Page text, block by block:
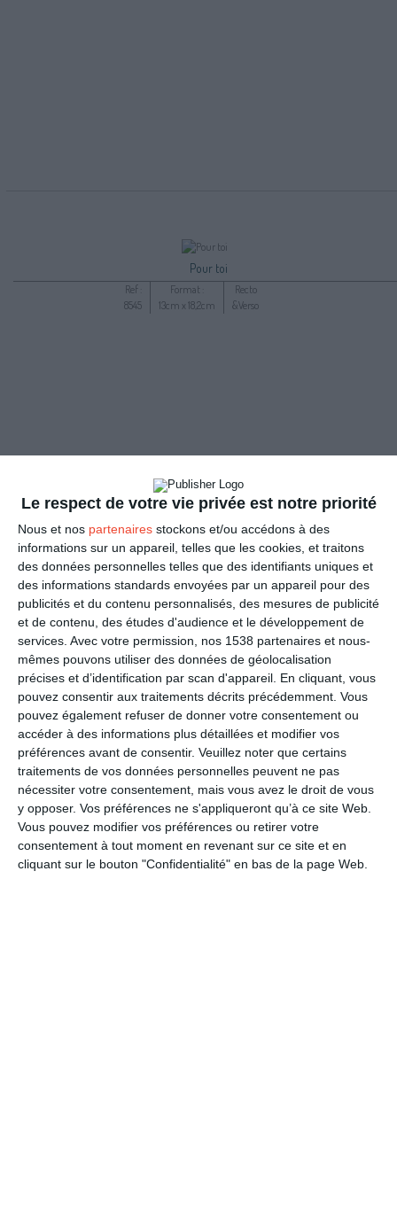
Le respect de votre vie privée est notre priorité
Nous et nos partenaires stockons et/ou accédons à des
informations sur un appareil, telles que les cookies, et traitons
des données personnelles telles que des identifiants uniques et
des informations standards envoyées par un appareil pour des
publicités et du contenu personnalisés, des mesures de publicité
et de contenu, des études d'audience et le développement de
services. Avec votre permission, nos 1538 partenaires et nous-
mêmes pouvons utiliser des données de géolocalisation
précises et d’identification par scan d'appareil. En cliquant, vous
pouvez consentir aux traitements décrits précédemment. Vous
pouvez également refuser de donner votre consentement ou
accéder à des informations plus détaillées et modifier vos
préférences avant de consentir. Veuillez noter que certains
traitements de vos données personnelles peuvent ne pas
nécessiter votre consentement, mais vous avez le droit de vous
y opposer. Vos préférences ne s'appliqueront qu’à ce site Web.
Vous pouvez modifier vos préférences ou retirer votre
consentement à tout moment en revenant sur ce site et en
cliquant sur le bouton "Confidentialité" en bas de la page Web.
Pour toi
Ref :
8545
Format :
13cm x 18,2cm
Recto
&Verso
Bon rétablissement !
Ref :
8510
Format :
13cm x 18,2cm
Recto
&Verso